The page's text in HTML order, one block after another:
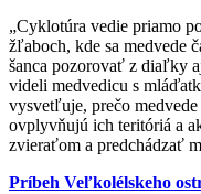
„Cyklotúra vedie priamo
žľaboch, kde sa medvede
šanca pozorovať z diaľky
videli medvedicu s
vysvetľuje, prečo
ovplyvňujú ich teritóriá a
zvieraťom a predchádzať
Príbeh Veľkolélskeho